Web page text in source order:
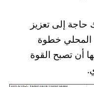
إلى تعزيز
المحلي خطوة
أن تصبح القوة